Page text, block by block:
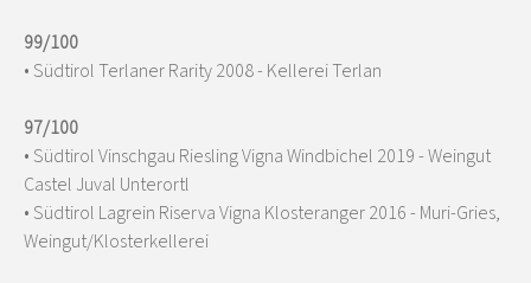
99/100
• Südtirol Terlaner Rarity 2008 - Kellerei Terlan
97/100
• Südtirol Vinschgau Riesling Vigna Windbichel 2019 - Weingut
Castel Juval Unterortl
• Südtirol Lagrein Riserva Vigna Klosteranger 2016 - Muri-Gries,
Weingut/Klosterkellerei